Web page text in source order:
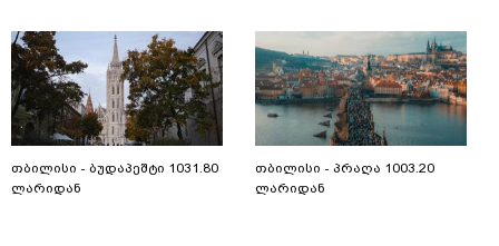
თბილისი - ბუდაპეშტი 1031.80
ლარიდან
თბილისი - პრაღა 1003.20
ლარიდან